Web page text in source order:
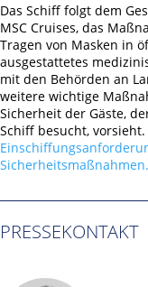
Das Schiff folgt dem
MSC Cruises, das
Tragen von Masken in
ausgestattetes
mit den Behörden an
weitere wichtige
Sicherheit der Gäste,
Schiff besucht, vorsieht.
Sicherheitsmaßnahmen.
PRESSEKONTAKT